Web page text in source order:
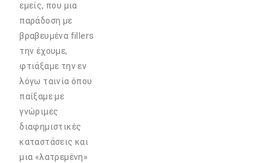
εμείς, που μια
παράδοση με
βραβευμένα fillers
την έχουμε,
φτιάξαμε την εν
λόγω ταινία όπου
παίξαμε με
γνώριμες
διαφημιστικές
καταστάσεις και
μια «λατρεμένη»